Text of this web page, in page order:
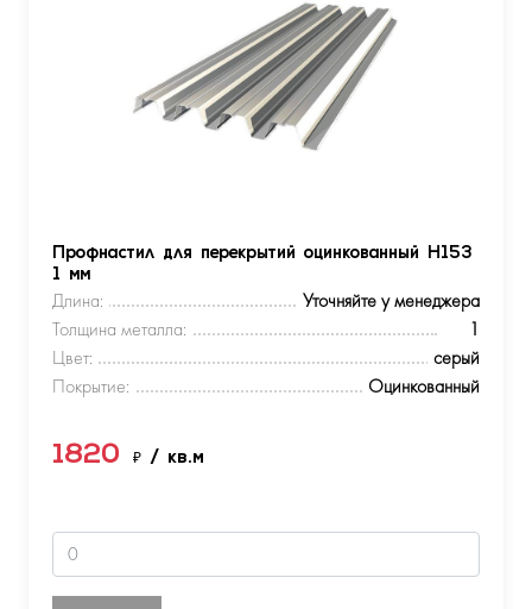
Профнастил для перекрытий оцинкованный Н153
1 мм
Длина:
Уточняйте у менеджера
Толщина металла:
1
Цвет:
серый
Покрытие:
Оцинкованный
1820 ₽ / кв.м